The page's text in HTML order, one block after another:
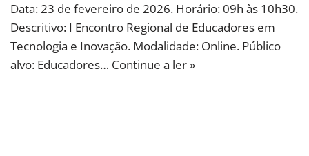
Data: 23 de fevereiro de 2026. Horário: 09h às 10h30.
Descritivo: I Encontro Regional de Educadores em
Tecnologia e Inovação. Modalidade: Online. Público
alvo: Educadores… Continue a ler »